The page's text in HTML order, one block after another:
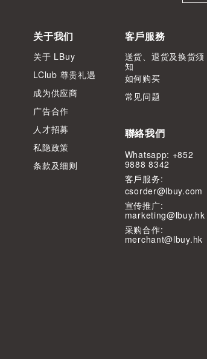
关于我们
关于 LBuy
LClub 尊贵礼遇
成为供应商
广告合作
人才招募
私隐政策
条款及细则
客戶服務
送货、退货及换货须
知
如何购买
常见问题
聯絡我們
Whatsapp: +852
9888 8342
客⼾服务:
csorder@lbuy.com
宣传推广:
marketing@lbuy.hk
采购合作:
merchant@lbuy.hk